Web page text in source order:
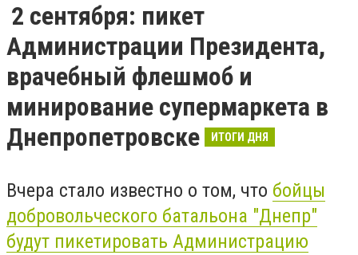
2 сентября: пикет
Администрации Президента,
врачебный флешмоб и
минирование супермаркета в
Днепропетровске
ИТОГИ ДНЯ
Вчера стало известно о том, что бойцы
добровольческого батальона "Днепр"
будут пикетировать Администрацию